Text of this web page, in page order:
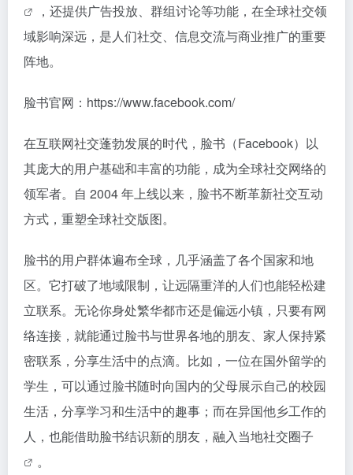
，还提供广告投放、群组讨论等功能，在全球社交领
域影响深远，是人们社交、信息交流与商业推广的重要
阵地。
脸书官网：https://www.facebook.com/
在互联网社交蓬勃发展的时代，脸书（Facebook）以
其庞大的用户基础和丰富的功能，成为全球社交网络的
领军者。自 2004 年上线以来，脸书不断革新社交互动
方式，重塑全球社交版图。
脸书的用户群体遍布全球，几乎涵盖了各个国家和地
区。它打破了地域限制，让远隔重洋的人们也能轻松建
立联系。无论你身处繁华都市还是偏远小镇，只要有网
络连接，就能通过脸书与世界各地的朋友、家人保持紧
密联系，分享生活中的点滴。比如，一位在国外留学的
学生，可以通过脸书随时向国内的父母展示自己的校园
生活，分享学习和生活中的趣事；而在异国他乡工作的
人，也能借助脸书结识新的朋友，融入当地社交圈子
。